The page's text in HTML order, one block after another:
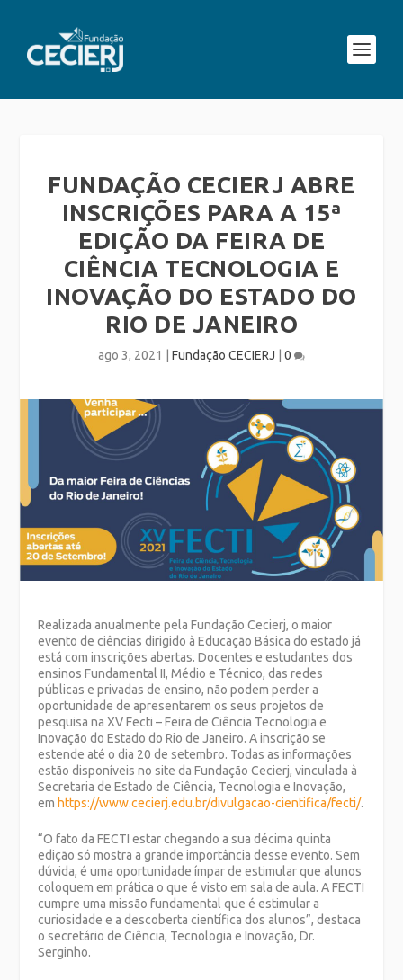
FUNDAÇÃO CECIERJ ABRE
INSCRIÇÕES PARA A 15ª
EDIÇÃO DA FEIRA DE
CIÊNCIA TECNOLOGIA E
INOVAÇÃO DO ESTADO DO
RIO DE JANEIRO
ago 3, 2021 Fundação CECIERJ 0
Realizada anualmente pela Fundação Cecierj, o maior
evento de ciências dirigido à Educação Básica do estado já
está com inscrições abertas. Docentes e estudantes dos
ensinos Fundamental II, Médio e Técnico, das redes
públicas e privadas de ensino, não podem perder a
oportunidade de apresentarem os seus projetos de
pesquisa na XV Fecti – Feira de Ciência Tecnologia e
Inovação do Estado do Rio de Janeiro. A inscrição se
estende até o dia 20 de setembro. Todas as informações
estão disponíveis no site da Fundação Cecierj, vinculada à
Secretaria de Estado de Ciência, Tecnologia e Inovação,
emhttps://www.cecierj.edu.br/divulgacao-cientifica/fecti/.
“O fato da FECTI estar chegando a sua décima quinta
edição só mostra a grande importância desse evento. Sem
dúvida, é uma oportunidade ímpar de estimular que alunos
coloquem em prática o que é visto em sala de aula. A FECTI
cumpre uma missão fundamental que é estimular a
curiosidade e a descoberta científica dos alunos”, destaca
o secretário de Ciência, Tecnologia e Inovação, Dr.
Serginho.